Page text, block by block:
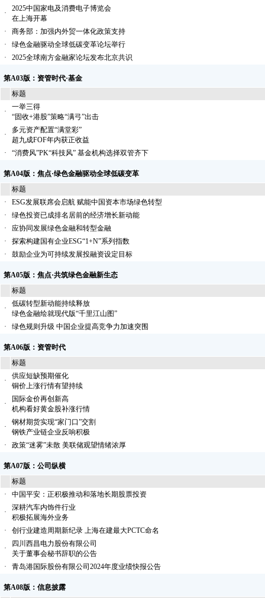
·
2025中国家电及消费电子博览会
在上海开幕
·
商务部：加强内外贸一体化政策支持
·
绿色金融驱动全球低碳变革论坛举行
·
2025全球南方金融家论坛发布北京共识
第A03版：资管时代·基金
标题
·
一举三得
“固收+港股”策略“满弓”出击
·
多元资产配置“满堂彩”
超九成FOF年内获正收益
·
“消费风”PK“科技风” 基金机构选择双管齐下
第A04版：焦点·绿色金融驱动全球低碳变革
标题
·
ESG发展联席会启航 赋能中国资本市场绿色转型
·
绿色投资已成排名居前的经济增长新动能
·
应协同发展绿色金融和转型金融
·
探索构建国有企业ESG“1+N”系列指数
·
鼓励企业为可持续发展投融资设定目标
第A05版：焦点·共筑绿色金融新生态
标题
·
低碳转型新动能持续释放
绿色金融绘就现代版“千里江山图”
·
绿色规则升级 中国企业提高竞争力加速突围
第A06版：资管时代
标题
·
供应短缺预期催化
铜价上涨行情有望持续
·
国际金价再创新高
机构看好黄金股补涨行情
·
钢材期货实现“家门口”交割
钢铁产业链企业反响积极
·
政策“迷雾”未散 美联储观望情绪浓厚
第A07版：公司纵横
标题
·
中国平安：正积极推动和落地长期股票投资
·
深耕汽车内饰件行业
积极拓展海外业务
·
创行业建造周期新纪录 上海在建最大PCTC命名
·
四川西昌电力股份有限公司
关于董事会秘书辞职的公告
·
青岛港国际股份有限公司2024年度业绩快报公告
第A08版：信息披露